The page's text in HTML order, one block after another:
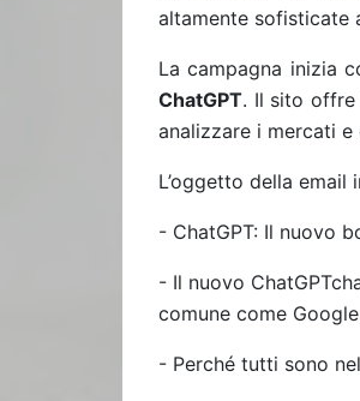
altamente sofisticate
La campagna inizia
ChatGPT. Il sito
analizzare i mercati
L’oggetto della
- ChatGPT: Il nuovo
- Il nuovo
comune come Google
- Perché tutti sono